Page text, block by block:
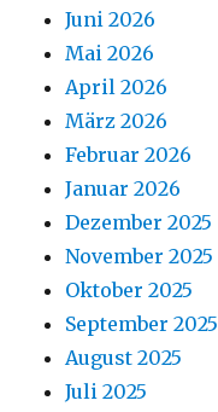
Juni 2026
Mai 2026
April 2026
März 2026
Februar 2026
Januar 2026
Dezember 2025
November 2025
Oktober 2025
September 2025
August 2025
Juli 2025